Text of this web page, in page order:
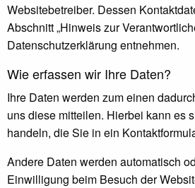
Websitebetreiber. Dessen
Abschnitt „Hinweis zur
Datenschutzerklärung entnehmen.
Wie erfassen wir Ihre Daten?
Ihre Daten werden zum einen
uns diese mitteilen. Hierbei kann es
handeln, die Sie in ein
Andere Daten werden automatisch
Einwilligung beim Besuch der